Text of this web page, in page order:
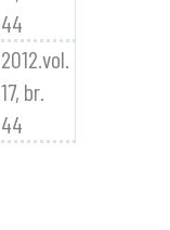
44
2012.vol.
17, br.
44